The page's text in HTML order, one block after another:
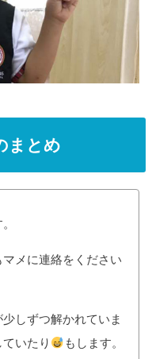
まとめ
メに連絡をください
しずつ解かれていま
いたり
もします。